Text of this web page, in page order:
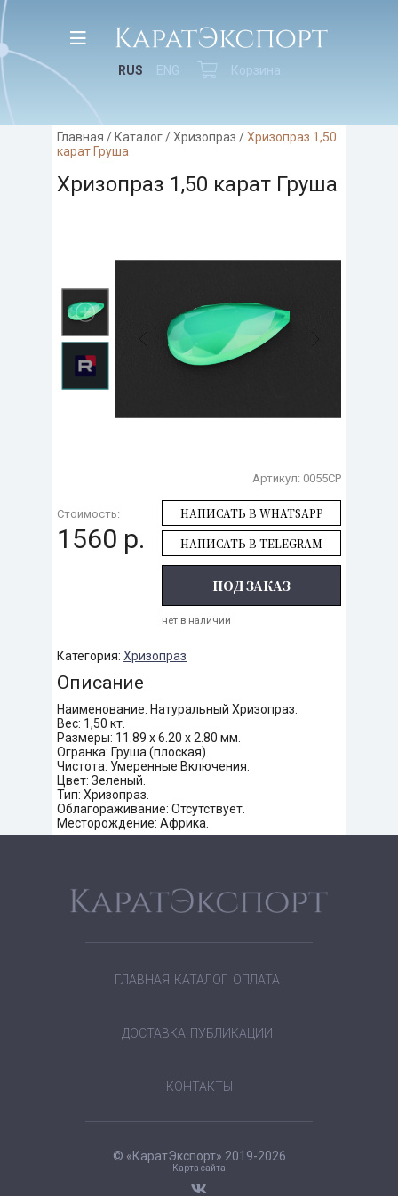
RUS ENG Корзина
Главная /Каталог/Хризопраз /Хризопраз 1,50
карат Груша
Хризопраз 1,50 карат Груша
Артикул: 0055CP
Стоимость:
1560 р.
НАПИСАТЬ В WHATSAPP
НАПИСАТЬ В TELEGRAM
ПОД ЗАКАЗ
нет в наличии
Категория: Хризопраз
Описание
Наименование: Натуральный Хризопраз.
Вес: 1,50 кт.
Размеры: 11.89 х 6.20 х 2.80 мм.
Огранка: Груша (плоская).
Чистота: Умеренные Включения.
Цвет: Зеленый.
Тип: Хризопраз.
Облагораживание: Отсутствует.
Месторождение: Африка.
ГЛАВНАЯ КАТАЛОГ ОПЛАТА
ДОСТАВКА ПУБЛИКАЦИИ
КОНТАКТЫ
© «КаратЭкспорт» 2019-2026
Карта сайта